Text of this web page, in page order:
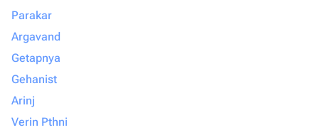
Parakar
Argavand
Getapnya
Gehanist
Arinj
Verin Pthni